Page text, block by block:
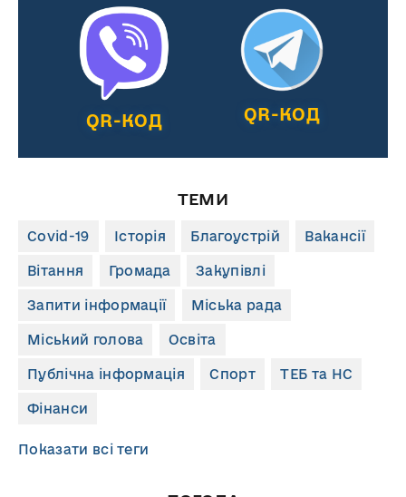
QR-КОД QR-КОД
ТЕМИ
Covid-19 Історія Благоустрій Вакансії
Вітання Громада Закупівлі
Запити інформації Міська рада
Міський голова Освіта
Публічна інформація Спорт ТЕБ та НС
Фінанси
Показати всі теги